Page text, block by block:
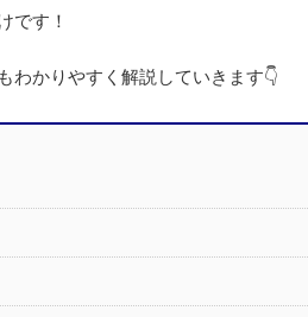
です！
わかりやすく解説していきます👇